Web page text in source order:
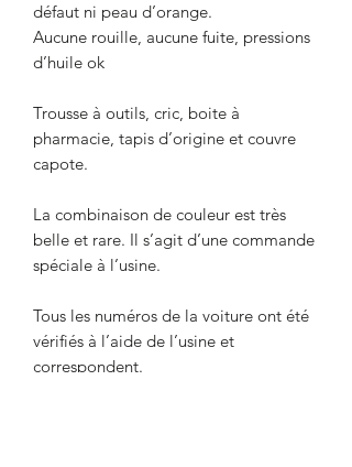
défaut ni peau d’orange.
Aucune rouille, aucune fuite, pressions
d’huile ok
Trousse à outils, cric, boite à
pharmacie, tapis d’origine et couvre
capote.
La combinaison de couleur est très
belle et rare. Il s’agit d’une commande
spéciale à l’usine.
Tous les numéros de la voiture ont été
vérifiés à l’aide de l’usine et
correspondent.